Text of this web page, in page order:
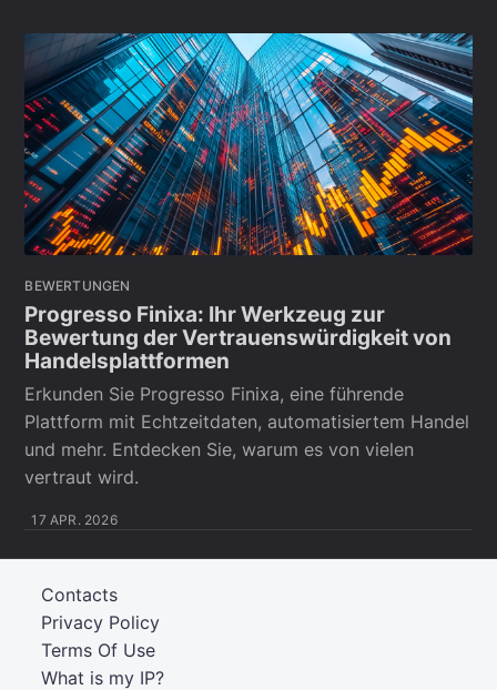
BEWERTUNGEN
Progresso Finixa: Ihr Werkzeug zur
Bewertung der Vertrauenswürdigkeit von
Handelsplattformen
Erkunden Sie Progresso Finixa, eine führende
Plattform mit Echtzeitdaten, automatisiertem Handel
und mehr. Entdecken Sie, warum es von vielen
vertraut wird.
17 APR. 2026
What is my IP?
Terms Of Use
Privacy Policy
Contacts